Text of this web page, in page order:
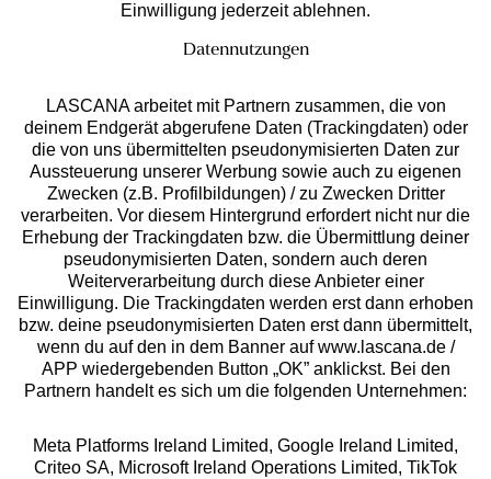
Services
Beratung
Über uns
Rechtliches
Alle Preise inkl. MwSt., zzgl.
Versandkosten
Einwilligung jederzeit ablehnen.
Datennutzungen
LASCANA arbeitet mit Partnern zusammen, die von
deinem Endgerät abgerufene Daten (Trackingdaten) oder
die von uns übermittelten pseudonymisierten Daten zur
Aussteuerung unserer Werbung sowie auch zu eigenen
Zwecken (z.B. Profilbildungen) / zu Zwecken Dritter
verarbeiten. Vor diesem Hintergrund erfordert nicht nur die
Erhebung der Trackingdaten bzw. die Übermittlung deiner
pseudonymisierten Daten, sondern auch deren
Weiterverarbeitung durch diese Anbieter einer
Einwilligung. Die Trackingdaten werden erst dann erhoben
bzw. deine pseudonymisierten Daten erst dann übermittelt,
wenn du auf den in dem Banner auf www.lascana.de /
APP wiedergebenden Button „OK” anklickst. Bei den
Partnern handelt es sich um die folgenden Unternehmen:
Meta Platforms Ireland Limited, Google Ireland Limited,
Criteo SA, Microsoft Ireland Operations Limited, TikTok